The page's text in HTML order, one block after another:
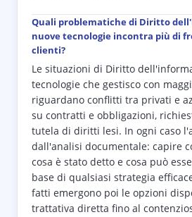
Quali problematiche di Diritto
nuove tecnologie incontra più di
clienti?
Le situazioni di Diritto
tecnologie che gestisco con
riguardano conflitti tra privati e
su contratti e obbligazioni,
tutela di diritti lesi. In ogni caso
dall'analisi documentale: capire
cosa è stato detto e cosa può
base di qualsiasi strategia
fatti emergono poi le opzioni
trattativa diretta fino al